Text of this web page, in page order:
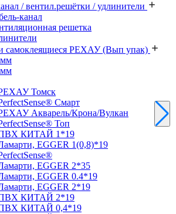
/ вентил.решётки / удлинители
канал
решетка
самоклеящиеся РЕХАУ (Вып упак)
Томск
Смарт
Акварель/Крона/Вулкан
Топ
КИТАЙ 1*19
EGGER 1(0,8)*19
EGGER 2*35
EGGER 0.4*19
EGGER 2*19
КИТАЙ 2*19
КИТАЙ 0,4*19